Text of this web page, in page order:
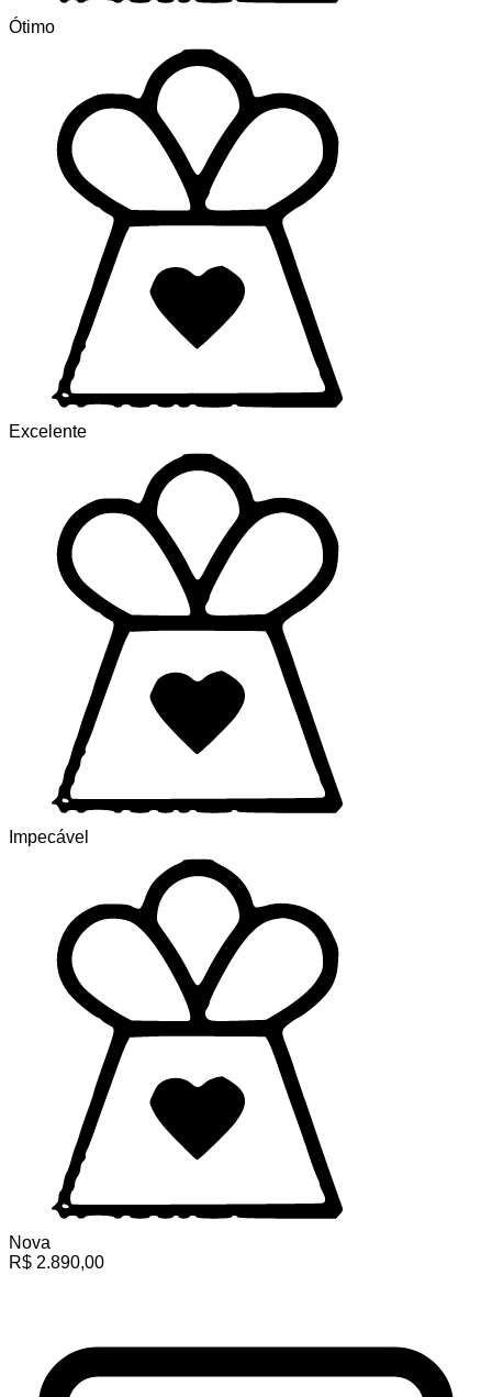
Ótimo
Excelente
Impecável
Nova
R$ 2.890,00